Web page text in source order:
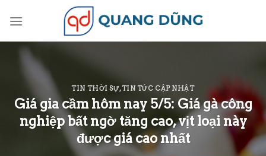
TIN THỜI SỰ,TIN TỨC CẬP NHẬT
Giá gia cầm hôm nay 5/5: Giá gà công
nghiệp bất ngờ tăng cao, vịt loại này
được giá cao nhất